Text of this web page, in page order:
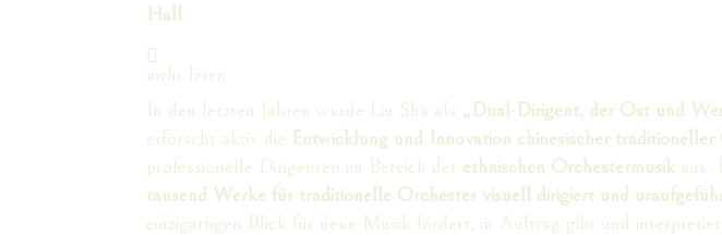
Hall .
mehr lesen
In den letzten Jahren wurde Liu Sha als „Dual-Dirigent, der Ost und
erforscht aktiv die Entwicklung und Innovation chinesischer
professionelle Dirigenten im Bereich der ethnischen Orchestermusik aus.
tausend Werke für traditionelle Orchester visuell dirigiert und
einzigartigen Blick für neue Musik fördert, in Auftrag gibt und